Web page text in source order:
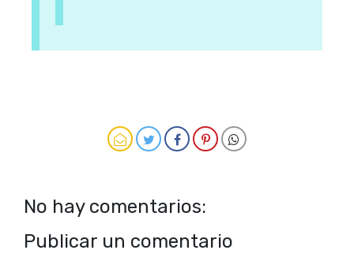
No hay comentarios:
Publicar un comentario